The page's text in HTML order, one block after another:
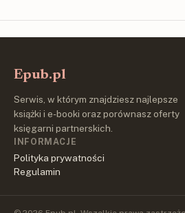
Epub.pl
Serwis, w którym znajdziesz najlepsze
książki i e-booki oraz porównasz oferty
księgarni partnerskich.
INFORMACJE
Polityka prywatności
Regulamin